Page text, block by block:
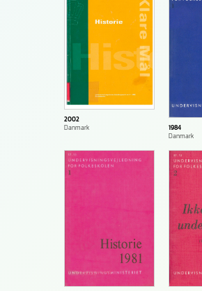
2002
Danmark
1984
Danmark